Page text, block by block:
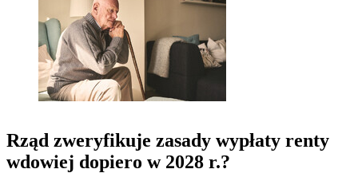
Rząd zweryfikuje zasady wypłaty renty
wdowiej dopiero w 2028 r.?